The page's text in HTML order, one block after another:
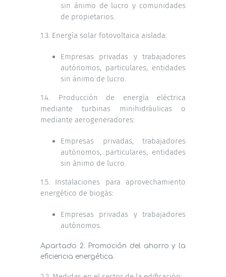
sin ánimo de lucro y comunidades
de propietarios.
1.3. Energía solar fotovoltaica aislada:
Empresas privadas y trabajadores
autónomos, particulares, entidades
sin ánimo de lucro.
1.4. Producción de energía eléctrica
mediante turbinas minihidráulicas o
mediante aerogeneradores:
Empresas privadas, trabajadores
autónomos, particulares, entidades
sin ánimo de lucro.
1.5. Instalaciones para aprovechamiento
energético de biogás:
Empresas privadas y trabajadores
autónomos.
Apartado 2. Promoción del ahorro y la
eficiencia energética.